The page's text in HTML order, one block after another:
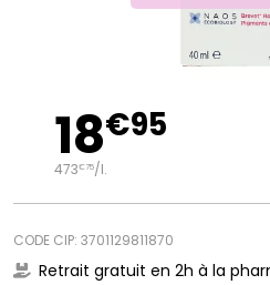
18€95
473€75/l.
CODE CIP: 3701129811870
Retrait gratuit en 2h à la